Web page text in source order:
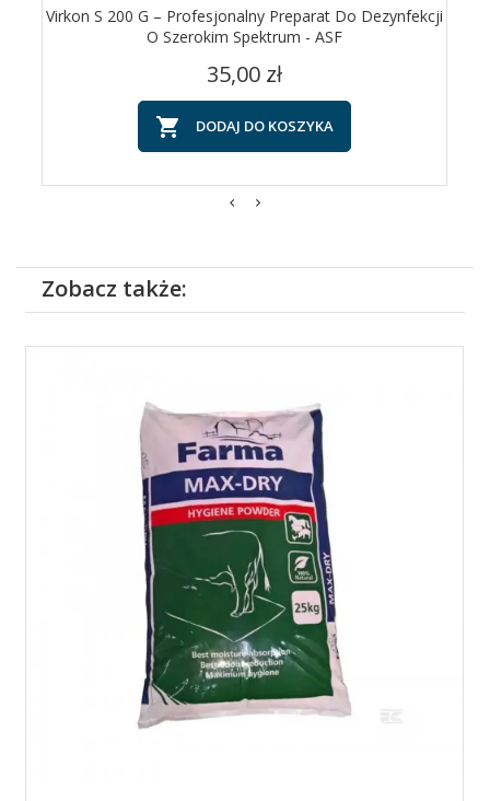
Virkon S 200 G – Profesjonalny Preparat Do Dezynfekcji
O Szerokim Spektrum - ASF
Cena
35,00 zł
 DODAJ DO KOSZYKA
Zobacz także: